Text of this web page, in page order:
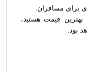
برای مسافران.
قیمت هستید،
بود.